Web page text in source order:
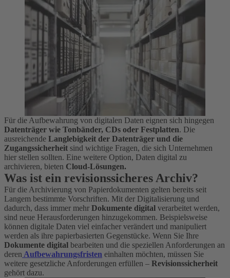
Für die Aufbewahrung von digitalen Daten eignen sich hingegen
Datenträger wie Tonbänder, CDs oder Festplatten. Die
ausreichende Langlebigkeit der Datenträger und die
Zugangssicherheit sind wichtige Fragen, die sich Unternehmen
hier stellen sollten. Eine weitere Option, Daten digital zu
archivieren, bieten Cloud-Lösungen.
Was ist ein revisionssicheres Archiv?
Für die Archivierung von Papierdokumenten gelten bereits seit
Langem bestimmte Vorschriften. Mit der Digitalisierung und
dadurch, dass immer mehr Dokumente digital verarbeitet werden,
sind neue Herausforderungen hinzugekommen. Beispielsweise
können digitale Daten viel einfacher verändert und manipuliert
werden als ihre papierbasierten Gegenstücke. Wenn Sie Ihre
Dokumente digital bearbeiten und die speziellen Anforderungen an
deren Aufbewahrungsfristen einhalten möchten, müssen Sie
weitere gesetzliche Anforderungen erfüllen – Revisionssicherheit
gehört dazu.